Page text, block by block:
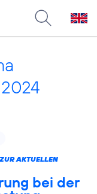
AKTUELLEN
bei der